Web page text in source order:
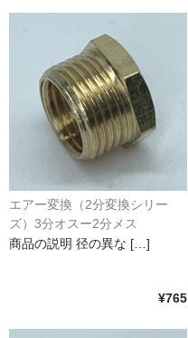
エアー変換（2分変換シリー
ズ）3分オスー2分メス
商品の説明 径の異な […]
¥765